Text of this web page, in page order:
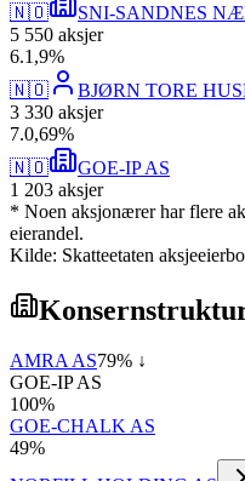
🇳🇴
SNI-SANDNES
5 550 aksjer
6.1,9%
🇳🇴
BJØRN TORE
3 330 aksjer
7.0,69%
🇳🇴
GOE-IP AS
1 203 aksjer
* Noen aksjonærer har flere
eierandel.
Kilde: Skatteetaten
AMRA AS79% ↓
GOE-IP AS
100%
GOE-CHALK AS
49%